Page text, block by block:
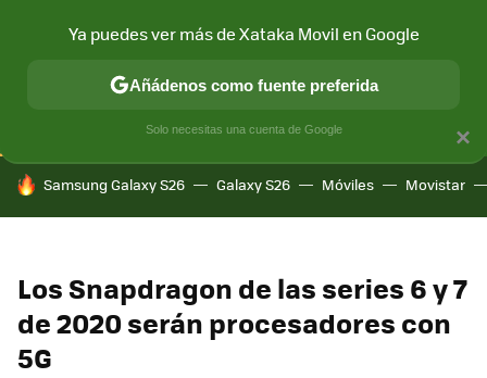
CONECTIVIDAD MÓVIL Y SOCIEDAD APLICACIONES
HOY SE HABLA DE
Samsung Galaxy S26 Galaxy S26 Móviles Movistar
Los Snapdragon de las series 6 y 7
de 2020 serán procesadores con
5G
×
Ya puedes ver más de Xataka Movil en Google
Añádenos como fuente preferida
Solo necesitas una cuenta de Google